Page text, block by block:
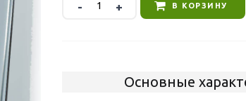
Основные
В КОРЗИНУ